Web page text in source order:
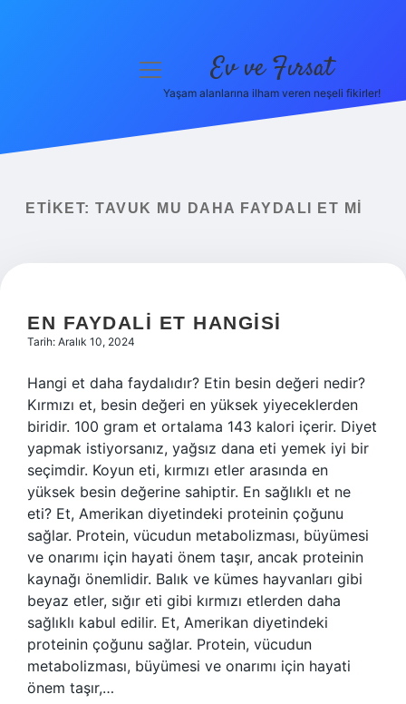
Yasal Uyarı
menüyü
Ev ve Fırsat
Yaşam alanlarına ilham veren neşeli fikirler!
ETIKET: TAVUK MU DAHA FAYDALI ET MI
EN FAYDALI ET HANGISI
Tarih: Aralık 10, 2024
Hangi et daha faydalıdır? Etin besin değeri nedir?
Kırmızı et, besin değeri en yüksek yiyeceklerden
biridir. 100 gram et ortalama 143 kalori içerir. Diyet
yapmak istiyorsanız, yağsız dana eti yemek iyi bir
seçimdir. Koyun eti, kırmızı etler arasında en
yüksek besin değerine sahiptir. En sağlıklı et ne
eti? Et, Amerikan diyetindeki proteinin çoğunu
sağlar. Protein, vücudun metabolizması, büyümesi
ve onarımı için hayati önem taşır, ancak proteinin
kaynağı önemlidir. Balık ve kümes hayvanları gibi
beyaz etler, sığır eti gibi kırmızı etlerden daha
sağlıklı kabul edilir. Et, Amerikan diyetindeki
proteinin çoğunu sağlar. Protein, vücudun
metabolizması, büyümesi ve onarımı için hayati
önem taşır,…